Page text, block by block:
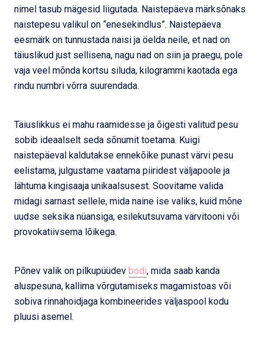
nimel tasub mägesid liigutada. Naistepäeva märksõnaks
naistepesu valikul on “enesekindlus”. Naistepäeva
eesmärk on tunnustada naisi ja öelda neile, et nad on
täiuslikud just sellisena, nagu nad on siin ja praegu, pole
vaja veel mõnda kortsu siluda, kilogrammi kaotada ega
rindu numbri võrra suurendada.
Täiuslikkus ei mahu raamidesse ja õigesti valitud pesu
sobib ideaalselt seda sõnumit toetama. Kuigi
naistepäeval kaldutakse ennekõike punast värvi pesu
eelistama, julgustame vaatama piiridest väljapoole ja
lähtuma kingisaaja unikaalsusest. Soovitame valida
midagi sarnast sellele, mida naine ise valiks, kuid mõne
uudse seksika nüansiga, esilekutsuvama värvitooni või
provokatiivsema lõikega.
Põnev valik on pilkupüüdev bodi, mida saab kanda
aluspesuna, kallima võrgutamiseks magamistoas või
sobiva rinnahoidjaga kombineerides väljaspool kodu
pluusi asemel.